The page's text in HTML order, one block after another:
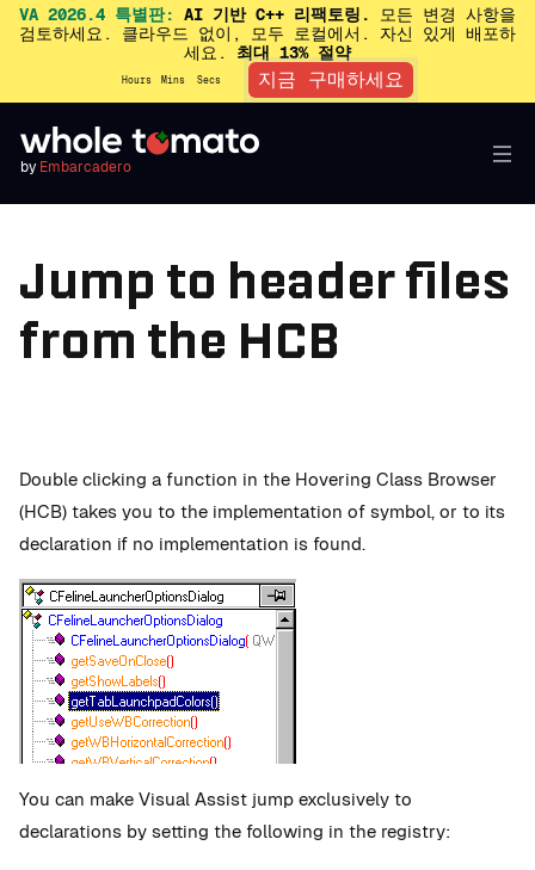
VA 2026.4 특별판: AI 기반 C++ 리팩토링.
모든 변경 사항을
검토하세요. 클라우드 없이, 모두 로컬에서. 자신 있게 배포하
세요. 최대 13% 절약
Hours Mins Secs 지금 구매하세요
by Embarcadero
Jump to header files
from the HCB
Double clicking a function in the Hovering Class Browser
(HCB) takes you to the implementation of symbol, or to its
declaration if no implementation is found.
You can make Visual Assist jump exclusively to
declarations by setting the following in the registry: